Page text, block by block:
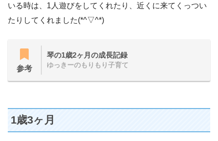
いる時は、1人遊びをしてくれたり、近くに来てくっつい
たりしてくれました(*^▽^*)
参考
琴の1歳2ヶ月の成長記録
ゆっきーのもりもり子育て
1歳3ヶ月